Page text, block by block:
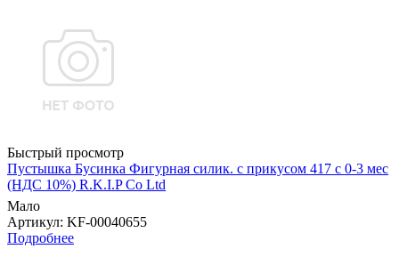
Быстрый просмотр
Пустышка Бусинка Фигурная силик. с прикусом 417 с 0-3 мес
(НДС 10%) R.K.I.P Co Ltd
Мало
Артикул: KF-00040655
Подробнее